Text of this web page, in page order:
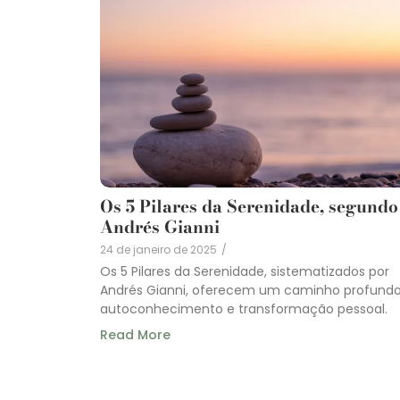
Os 5 Pilares da Serenidade, segundo
Andrés Gianni
24 de janeiro de 2025 /
Os 5 Pilares da Serenidade, sistematizados por
Andrés Gianni, oferecem um caminho
autoconhecimento e transformação pessoal.
Read More